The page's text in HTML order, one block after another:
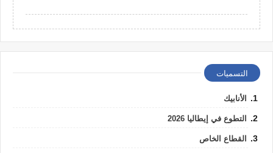
التسميات
الأنابيك
التطوع في إيطاليا 2026
القطاع الخاص